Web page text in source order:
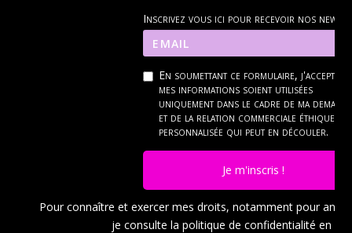
Inscrivez vous ici pour recevoir nos news
En soumettant ce formulaire, j'accepte
mes informations soient utilisées
uniquement dans le cadre de ma
et de la relation commerciale éthique et
personnalisée qui peut en découler.
Je m'inscris !
Pour connaître et exercer mes droits, notamment pour
je consulte la politique de confidentialité en